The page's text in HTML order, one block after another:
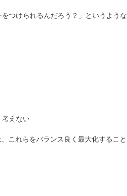
つけられるんだろう？」というような
えない
これらをバランス良く最大化すること